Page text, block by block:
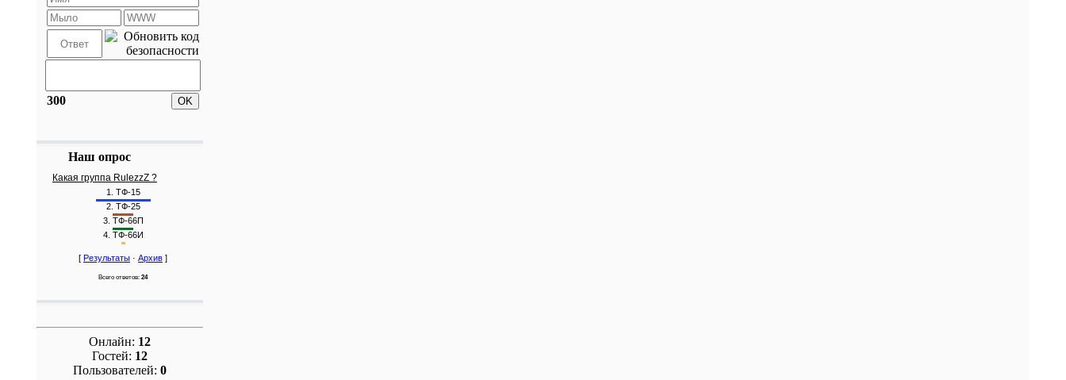
300
Наш опрос
Какая группа RulezzZ ?
1. ТФ-15
2. ТФ-25
3. ТФ-66П
4. ТФ-66И
[ Результаты · Архив ]
Всего ответов: 24
Онлайн: 12
Гостей: 12
Пользователей: 0